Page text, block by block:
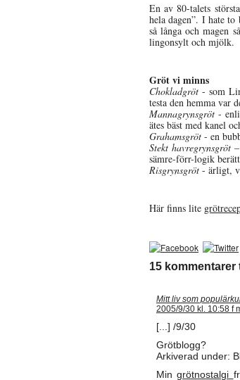
En av 80-talets
hela dagen”. I hate
så långa och magen
lingonsylt och mjölk.
Gröt vi minns
Chokladgröt - som
testa den hemma var
Mannagrynsgröt-
ätes bäst med kanel
Grahamsgröt - en
Stekt havregrynsgröt
sämre-förr-logik
Risgrynsgröt - ärligt,
Här finns lite
15
Mitt liv som
2005/9/30 kl. 10:58 f
[...] /9/30
Grötblogg?
Arkiverad under:
Mingrötnostalgi